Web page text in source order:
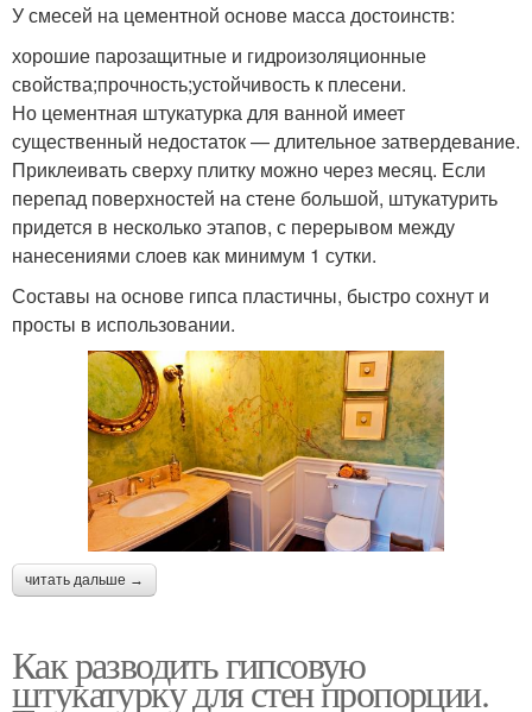
У смесей на цементной основе масса достоинств:
хорошие парозащитные и гидроизоляционные
свойства;прочность;устойчивость к плесени.
Но цементная штукатурка для ванной имеет
существенный недостаток — длительное затвердевание.
Приклеивать сверху плитку можно через месяц. Если
перепад поверхностей на стене большой, штукатурить
придется в несколько этапов, с перерывом между
нанесениями слоев как минимум 1 сутки.
Составы на основе гипса пластичны, быстро сохнут и
просты в использовании.
читать дальше →
Как разводить гипсовую
штукатурку для стен пропорции.